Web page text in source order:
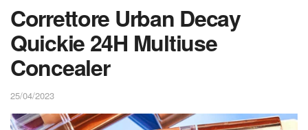
Correttore Urban Decay
Quickie 24H Multiuse
Concealer
25/04/2023